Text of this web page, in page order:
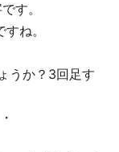
す。
ね。
うか？3回足す